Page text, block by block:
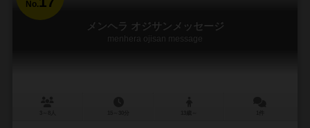
No.
メンヘラ オジサンメッセージ
menhera ojisan message